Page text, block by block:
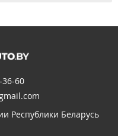
36-60
Республики Беларусь